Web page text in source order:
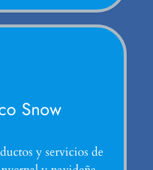
Snow
y servicios de